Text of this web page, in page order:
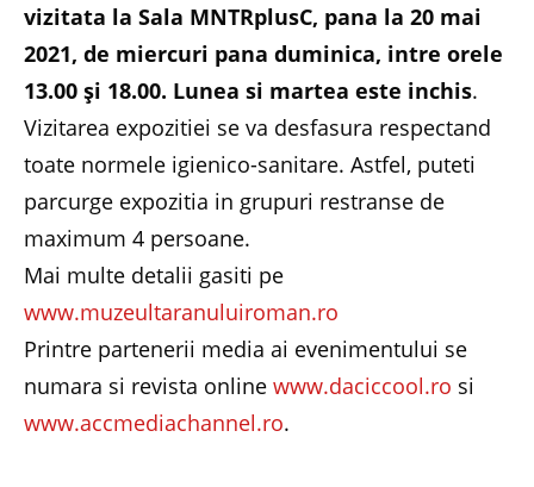
vizitata la Sala MNTRplusC, pana la 20 mai
2021, de miercuri pana duminica, intre orele
13.00 şi 18.00. Lunea si martea este inchis.
Vizitarea expozitiei se va desfasura respectand
toate normele igienico-sanitare. Astfel, puteti
parcurge expozitia in grupuri restranse de
maximum 4 persoane.
Mai multe detalii gasiti pe
www.muzeultaranuluiroman.ro
Printre partenerii media ai evenimentului se
numara si revista online www.daciccool.ro si
www.accmediachannel.ro.